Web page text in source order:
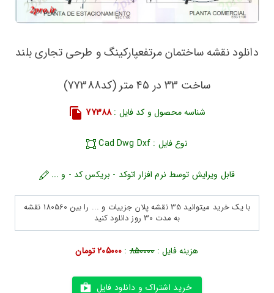
دانلود نقشه ساختمان مرتفعپارکینگ و طرحی تجاری بلند
ساخت 33 در 45 متر (کد77388)
شناسه محصول و کد فایل :77388
نوع فایل : Cad Dwg Dxf
قابل ویرایش توسط نرم افزار اتوکد - بریکس کد - و ...
با یک خرید میتوانید 35 نقشه پلان جزییات و ... را بین 180560 نقشه
به مدت 30 روز دانلود کنید
هزینه فایل :850000
: 205000 تومان
خرید اشتراک و دانلود فایل